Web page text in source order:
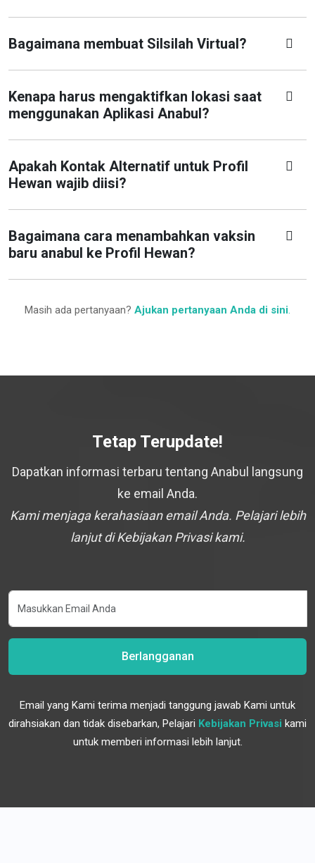
Bagaimana membuat Silsilah Virtual?
Kenapa harus mengaktifkan lokasi saat
menggunakan Aplikasi Anabul?
Apakah Kontak Alternatif untuk Profil
Hewan wajib diisi?
Bagaimana cara menambahkan vaksin
baru anabul ke Profil Hewan?
Masih ada pertanyaan? Ajukan pertanyaan Anda di sini.
Tetap Terupdate!
Dapatkan informasi terbaru tentang Anabul langsung
ke email Anda.
Kami menjaga kerahasiaan email Anda. Pelajari lebih
lanjut di Kebijakan Privasi kami.
Berlangganan
Email yang Kami terima menjadi tanggung jawab Kami untuk
dirahsiakan dan tidak disebarkan, Pelajari Kebijakan Privasi kami
untuk memberi informasi lebih lanjut.